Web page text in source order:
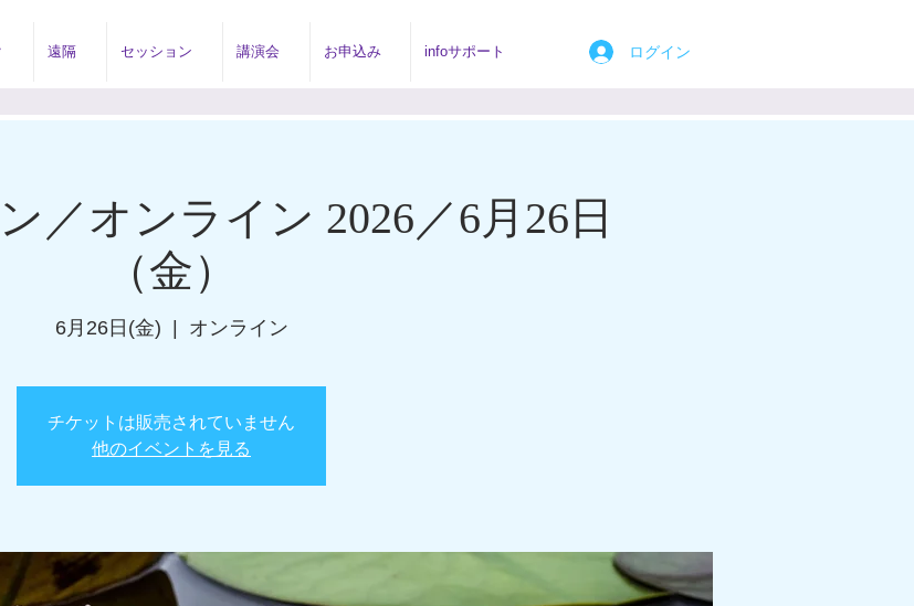
遠隔 セッション 講演会 お申込み infoサポート ログイン
／オンライン 2026／6月26日
（金）
6月26日(金) オンライン
チケットは販売されていません
他のイベントを見る